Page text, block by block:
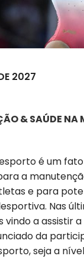
2027
& SAÚDE NA
é um
a
e para
Nas
vindo a assistir
da
seja a